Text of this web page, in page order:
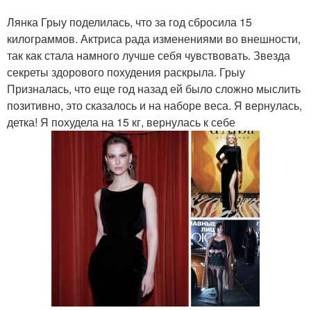
Лянка Грыу поделилась, что за год сбросила 15
килограммов. Актриса рада изменениями во внешности,
так как стала намного лучше себя чувствовать. Звезда
секреты здорового похудения раскрыла. Грыу
Призналась, что еще год назад ей было сложно мыслить
позитивно, это сказалось и на наборе веса. Я вернулась,
детка! Я похудела на 15 кг, вернулась к себе